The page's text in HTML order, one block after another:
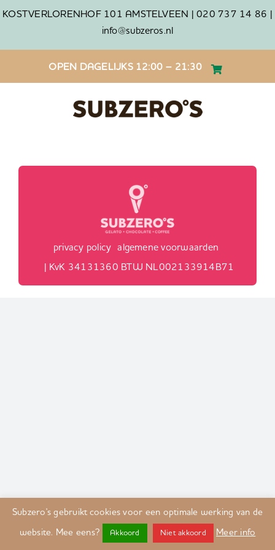
KOSTVERLORENHOF 101 AMSTELVEEN |020 737 14 86 |
info@subzeros.nl
OPEN DAGELIJKS 12:00 – 21:30
privacy policy
algemene voorwaarden
| KvK 34131360 BTW NL002133914B71
Subzero's gebruikt cookies voor een optimale werking van de
website. Mee eens? Akkoord Niet akkoord Meer info